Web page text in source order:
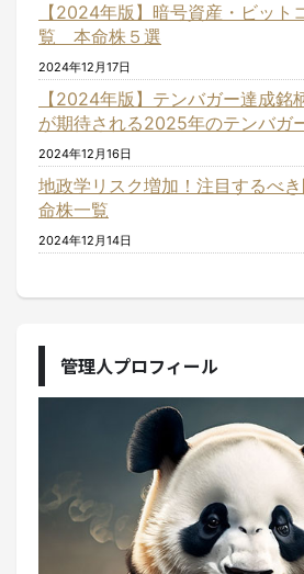
【2024年版】暗号資産・ビット
覧 本命株５選
2024年12月17日
【2024年版】テンバガー達成銘
が期待される2025年のテンバガ
2024年12月16日
地政学リスク増加！注目するべ
命株一覧
2024年12月14日
管理人プロフィール